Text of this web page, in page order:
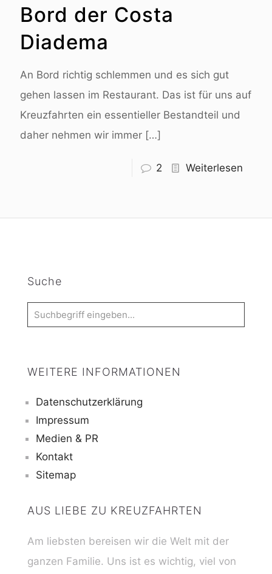
Bord der Costa
Diadema
An Bord richtig schlemmen und es sich gut
gehen lassen im Restaurant. Das ist für uns auf
Kreuzfahrten ein essentieller Bestandteil und
daher nehmen wir immer […]
2 Weiterlesen
Suche
WEITERE INFORMATIONEN
Datenschutzerklärung
Impressum
Medien & PR
Kontakt
Sitemap
AUS LIEBE ZU KREUZFAHRTEN
Am liebsten bereisen wir die Welt mit der
ganzen Familie. Uns ist es wichtig, viel von